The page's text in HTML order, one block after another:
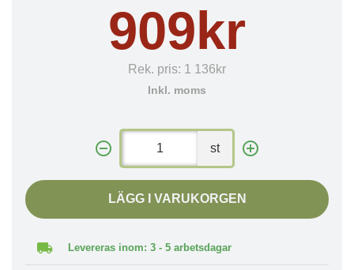
909kr
Rek. pris: 1 136kr
Inkl. moms
st
LÄGG I VARUKORGEN
Levereras inom: 3 - 5 arbetsdagar